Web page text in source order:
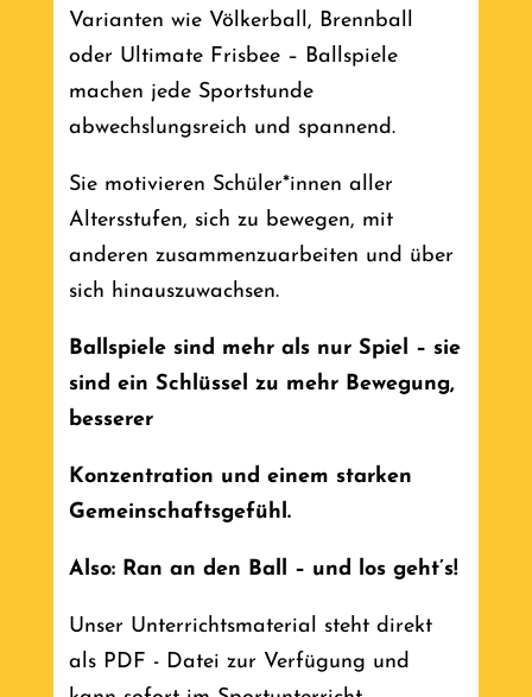
Varianten wie Völkerball, Brennball
oder Ultimate Frisbee – Ballspiele
machen jede Sportstunde
abwechslungsreich und spannend.
Sie motivieren Schüler*innen aller
Altersstufen, sich zu bewegen, mit
anderen zusammenzuarbeiten und über
sich hinauszuwachsen.
Ballspiele sind mehr als nur Spiel – sie
sind ein Schlüssel zu mehr Bewegung,
besserer
Konzentration und einem starken
Gemeinschaftsgefühl.
Also: Ran an den Ball – und los geht’s!
Unser Unterrichtsmaterial steht direkt
als PDF - Datei zur Verfügung und